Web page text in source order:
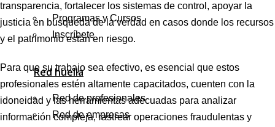
Programas y Cursos
Inscríbete
Red huella
Red de profesionales
Red de empresas
transparencia, fortalecer los sistemas de control, apoyar la
justicia en búsqueda de la verdad en casos donde los recursos
y el patrimonio están en riesgo.
Para que su trabajo sea efectivo, es esencial que estos
profesionales estén altamente capacitados, cuenten con la
idoneidad y las herramientas adecuadas para analizar
información compleja, rastrear operaciones fraudulentas y